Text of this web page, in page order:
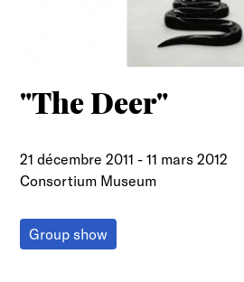
"The Deer"
21 décembre 2011 -11 mars 2012
Consortium Museum
Group show